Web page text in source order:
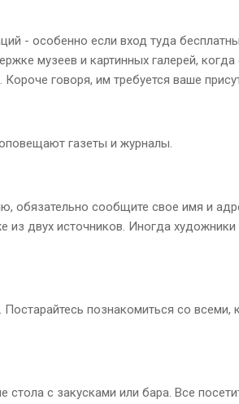
- особенно если вход туда
музеев и картинных галерей,
говоря, им требуется ваше
газеты и журналы.
обязательно сообщите свое имя и
двух источников. Иногда
познакомиться со всеми,
стола с закусками или бара. Все